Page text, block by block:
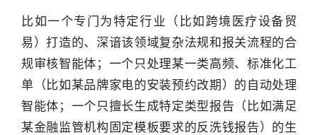
度
产
经
数
据
比如一个专门为特定行业（比如跨境医疗设备贸
易）打造的、深谙该领域复杂法规和报关流程的合
规审核智能体；一个只处理某一类高频、标准化工
单（比如某品牌家电的安装预约改期）的自动处理
智能体；一个只擅长生成特定类型报告（比如满足
某金融监管机构固定模板要求的反洗钱报告）的生